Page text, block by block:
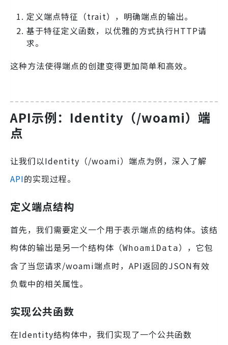
定义端点特征（trait），明确端点的输出。
基于特征定义函数，以优雅的方式执行HTTP请
求。
这种方法使得端点的创建变得更加简单和高效。
API示例：Identity（/woami）端
点
让我们以Identity（/woami）端点为例，深入了解
API的实现过程。
定义端点结构
首先，我们需要定义一个用于表示端点的结构体。该结
构体的输出是另一个结构体（WhoamiData），它包
含了当您请求/woami端点时，API返回的JSON有效
负载中的相关属性。
实现公共函数
在Identity结构体中，我们实现了一个公共函数